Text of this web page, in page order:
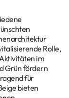
Rolle,
im
Grün fördern
für
bieten